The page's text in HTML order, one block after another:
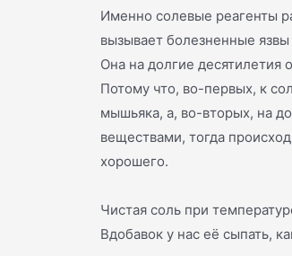
Именно солевые реагенты
вызывает болезненные
Она на долгие десятилетия
Потому что, во-первых, к
мышьяка, а, во-вторых, на
веществами, тогда
хорошего.
Чистая соль при
Вдобавок у нас её сыпать,